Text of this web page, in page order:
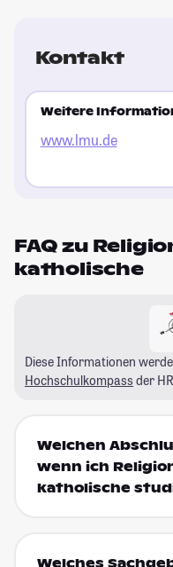
Kontakt
Weitere
www.lmu.de
FAQ zu
katholische
Diese Informationen
Hochschulkompass der
Welchen
wenn ich
katholische
Welches